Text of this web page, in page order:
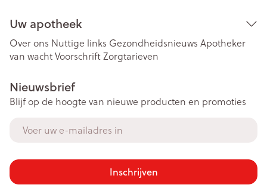
Uw apotheek
Over ons Nuttige links Gezondheidsnieuws Apotheker
van wachtVoorschriftZorgtarieven
Nieuwsbrief
Blijf op de hoogte van nieuwe producten en promoties
Inschrijven